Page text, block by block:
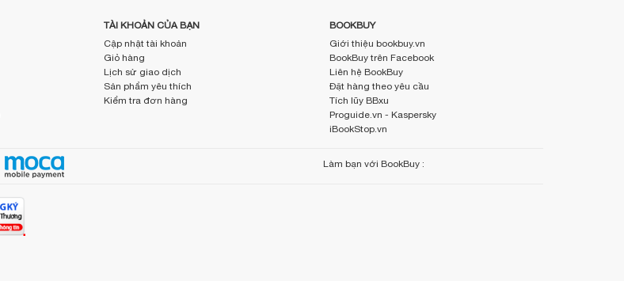
TÀI KHOẢN CỦA BẠN
Cập nhật tài khoản
Giỏ hàng
Lịch sử giao dịch
Sản phẩm yêu thích
Kiểm tra đơn hàng
BOOKBUY
Giới thiệu bookbuy.vn
BookBuy trên Facebook
Liên hệ BookBuy
Đặt hàng theo yêu cầu
Tích lũy BBxu
Proguide.vn - Kaspersky
iBookStop.vn
Làm bạn với BookBuy :